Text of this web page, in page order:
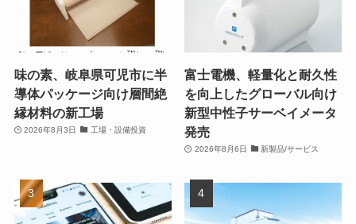
味の素、岐阜県可児市に半
導体パッケージ向け層間絶
縁材料の新工場
2026年8月3日 工場・設備投資
富士電機、軽量化と耐久性
を向上したグローバル向け
新型中性子サーベイメータ
発売
2026年8月6日 新製品/サービス